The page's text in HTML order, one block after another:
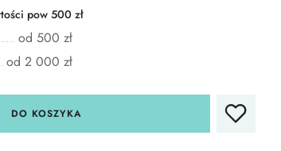
pow 500 zł
od 500 zł
od 2 000 zł
DO KOSZYKA